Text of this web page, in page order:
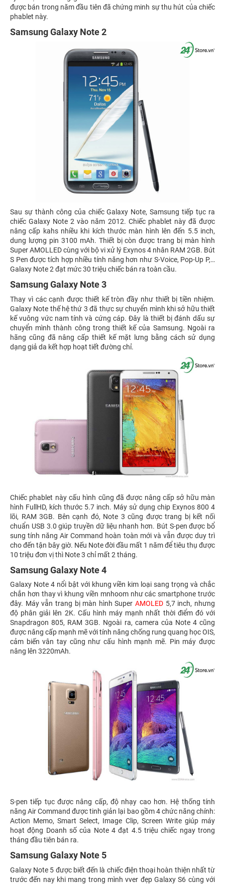
được bán trong năm đầu tiên đã chứng minh sự thu hút của chiếc
phablet này.
Samsung Galaxy Note 2
Sau sự thành công của chiếc Galaxy Note, Samsung tiếp tục ra
chiếc Galaxy Note 2 vào năm 2012. Chiếc phablet này đã được
nâng cấp kahs nhiều khi kích thước màn hình lên đến 5.5 inch,
dung lượng pin 3100 mAh. Thiết bị còn được trang bị màn hình
Super AMOLLED cùng với bộ vi xử lý Exynos 4 nhân RAM 2GB. Bút
S Pen được tích hợp nhiều tính năng hơn như S-Voice, Pop-Up P,…
Galaxy Note 2 đạt mức 30 triệu chiếc bán ra toàn cầu.
Samsung Galaxy Note 3
Thay vì các cạnh được thiết kế tròn đầy như thiết bị tiền nhiệm.
Galaxy Note thế hệ thứ 3 đã thực sự chuyển mình khi sở hữu thiết
kế vuông vức nam tính và cứng cáp. Đây là thiết bị đánh dấu sự
chuyển mình thành công trong thiết kế của Samsung. Ngoài ra
hãng cũng đã nâng cấp thiết kế mặt lưng bằng cách sử dụng
dạng giả da kết hợp hoạt tiết đường chỉ.
Chiếc phablet này cấu hình cũng đã được nâng cấp sở hữu màn
hình FullHD, kích thước 5.7 inch. Máy sử dụng chip Exynos 800 4
lõi, RAM 3GB. Bên cạnh đó, Note 3 cũng được trang bị kết nối
chuẩn USB 3.0 giúp truyền dữ liệu nhanh hơn. Bút S-pen được bổ
sung tính năng Air Command hoàn toàn mới và vẫn được duy trì
cho đến tận bây giờ. Nếu Note đời đầu mất 1 năm để tiêu thụ được
10 triệu đơn vị thì Note 3 chỉ mất 2 tháng.
Samsung Galaxy Note 4
Galaxy Note 4 nổi bật với khung viền kim loại sang trọng và chắc
chắn hơn thay vì khung viền mnhoom như các smartphone trước
đây. Máy vẫn trang bị màn hình SuperAMOLED 5,7 inch, nhưng
độ phân giải lên 2K. Cấu hình máy mạnh nhất thời điểm đó với
Snapdragon 805, RAM 3GB. Ngoài ra, camera của Note 4 cũng
được nâng cấp mạnh mẽ với tính năng chống rung quang học OIS,
cảm biến vân tay cũng như cấu hình mạnh mẽ. Pin máy được
nâng lên 3220mAh.
S-pen tiếp tục được nâng cấp, độ nhạy cao hơn. Hệ thống tính
năng Air Command được tinh giản lại bao gồm 4 chức năng chính:
Action Memo, Smart Select, Image Clip, Screen Write giúp máy
hoạt động Doanh số của Note 4 đạt 4.5 triệu chiếc ngay trong
tháng đầu tiên bán ra.
Samsung Galaxy Note 5
Galaxy Note 5 được biết đến là chiếc điện thoại hoàn thiện nhất từ
trước đến nay khi mang trong mình vver đẹp Galaxy S6 cùng với